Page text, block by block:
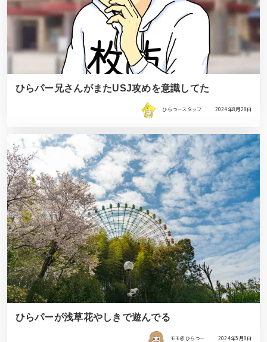
ひらパー兄さんがまたUSJ攻めを意識してた
ひらつースタッフ 2024年8月28日
ひらパーが浅草花やしきで遊んでる
モモ＠ひらつー 2024年5月8日